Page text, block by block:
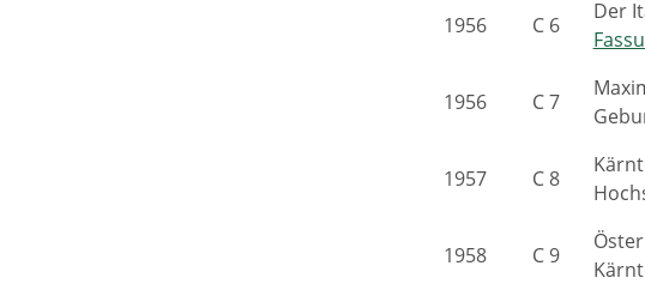
1956 C 6
Der
1956 C 7
1957 C 8
1958 C 9